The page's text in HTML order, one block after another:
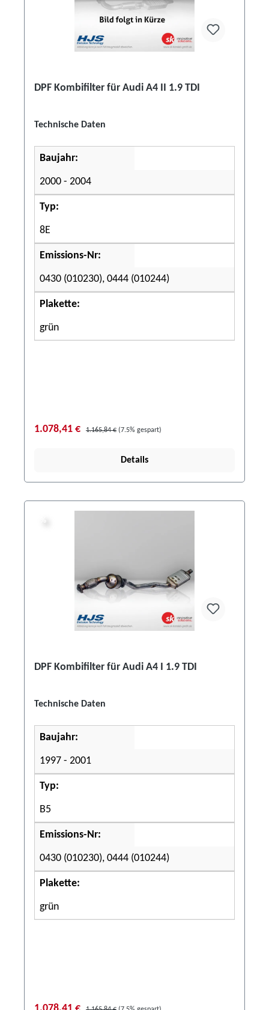
DPF Kombifilter für Audi A4 II 1.9 TDI
Technische Daten
Baujahr:
2000 - 2004
Typ:
8E
Emissions-Nr:
0430 (010230), 0444 (010244)
Plakette:
grün
1.078,41 € 1.165,84 € (7.5% gespart)
Details
DPF Kombifilter für Audi A4 I 1.9 TDI
Technische Daten
Baujahr:
1997 - 2001
Typ:
B5
Emissions-Nr:
0430 (010230), 0444 (010244)
Plakette:
grün